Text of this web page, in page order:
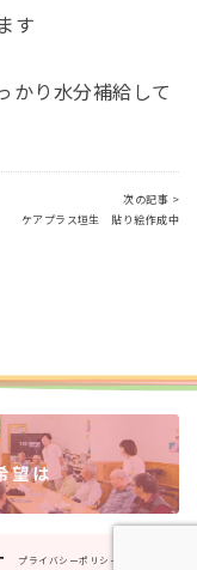
す
かり水分補給して
次の記事 >
ケアプラス垣生 貼り絵作成中
プライバシーポリシー